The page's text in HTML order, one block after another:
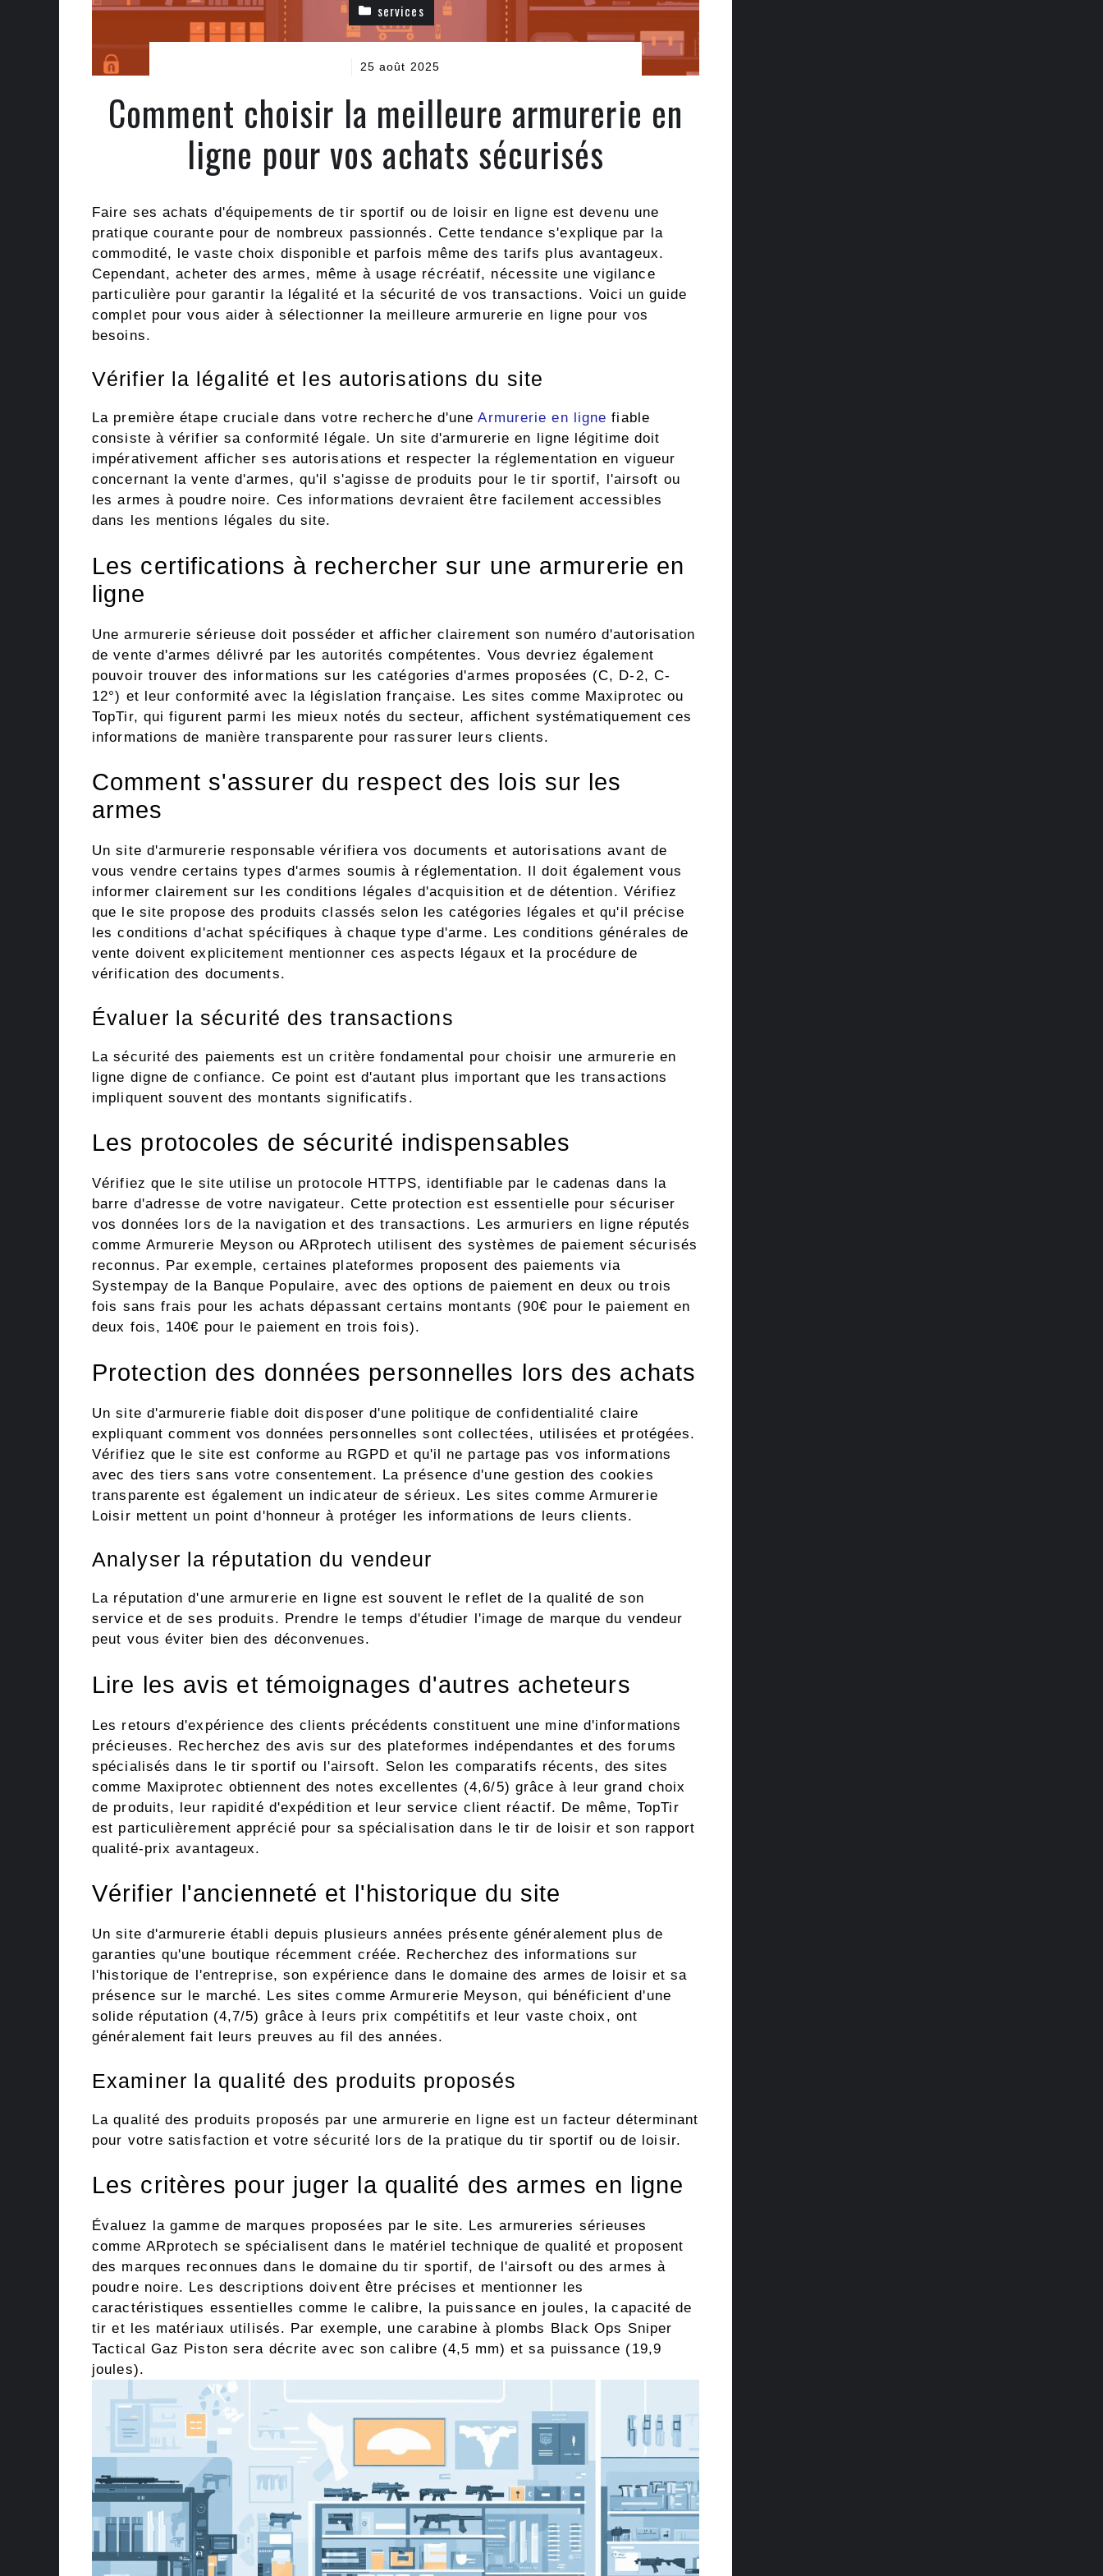
services
25 août 2025
Comment choisir la meilleure armurerie en
ligne pour vos achats sécurisés
Faire ses achats d'équipements de tir sportif ou de loisir en ligne est devenu une
pratique courante pour de nombreux passionnés. Cette tendance s'explique par la
commodité, le vaste choix disponible et parfois même des tarifs plus avantageux.
Cependant, acheter des armes, même à usage récréatif, nécessite une vigilance
particulière pour garantir la légalité et la sécurité de vos transactions. Voici un guide
complet pour vous aider à sélectionner la meilleure armurerie en ligne pour vos
besoins.
Vérifier la légalité et les autorisations du site
La première étape cruciale dans votre recherche d'uneArmurerie en ligne fiable
consiste à vérifier sa conformité légale. Un site d'armurerie en ligne légitime doit
impérativement afficher ses autorisations et respecter la réglementation en vigueur
concernant la vente d'armes, qu'il s'agisse de produits pour le tir sportif, l'airsoft ou
les armes à poudre noire. Ces informations devraient être facilement accessibles
dans les mentions légales du site.
Les certifications à rechercher sur une armurerie en
ligne
Une armurerie sérieuse doit posséder et afficher clairement son numéro d'autorisation
de vente d'armes délivré par les autorités compétentes. Vous devriez également
pouvoir trouver des informations sur les catégories d'armes proposées (C, D-2, C-
12°) et leur conformité avec la législation française. Les sites comme Maxiprotec ou
TopTir, qui figurent parmi les mieux notés du secteur, affichent systématiquement ces
informations de manière transparente pour rassurer leurs clients.
Comment s'assurer du respect des lois sur les
armes
Un site d'armurerie responsable vérifiera vos documents et autorisations avant de
vous vendre certains types d'armes soumis à réglementation. Il doit également vous
informer clairement sur les conditions légales d'acquisition et de détention. Vérifiez
que le site propose des produits classés selon les catégories légales et qu'il précise
les conditions d'achat spécifiques à chaque type d'arme. Les conditions générales de
vente doivent explicitement mentionner ces aspects légaux et la procédure de
vérification des documents.
Évaluer la sécurité des transactions
La sécurité des paiements est un critère fondamental pour choisir une armurerie en
ligne digne de confiance. Ce point est d'autant plus important que les transactions
impliquent souvent des montants significatifs.
Les protocoles de sécurité indispensables
Vérifiez que le site utilise un protocole HTTPS, identifiable par le cadenas dans la
barre d'adresse de votre navigateur. Cette protection est essentielle pour sécuriser
vos données lors de la navigation et des transactions. Les armuriers en ligne réputés
comme Armurerie Meyson ou ARprotech utilisent des systèmes de paiement sécurisés
reconnus. Par exemple, certaines plateformes proposent des paiements via
Systempay de la Banque Populaire, avec des options de paiement en deux ou trois
fois sans frais pour les achats dépassant certains montants (90€ pour le paiement en
deux fois, 140€ pour le paiement en trois fois).
Protection des données personnelles lors des achats
Un site d'armurerie fiable doit disposer d'une politique de confidentialité claire
expliquant comment vos données personnelles sont collectées, utilisées et protégées.
Vérifiez que le site est conforme au RGPD et qu'il ne partage pas vos informations
avec des tiers sans votre consentement. La présence d'une gestion des cookies
transparente est également un indicateur de sérieux. Les sites comme Armurerie
Loisir mettent un point d'honneur à protéger les informations de leurs clients.
Analyser la réputation du vendeur
La réputation d'une armurerie en ligne est souvent le reflet de la qualité de son
service et de ses produits. Prendre le temps d'étudier l'image de marque du vendeur
peut vous éviter bien des déconvenues.
Lire les avis et témoignages d'autres acheteurs
Les retours d'expérience des clients précédents constituent une mine d'informations
précieuses. Recherchez des avis sur des plateformes indépendantes et des forums
spécialisés dans le tir sportif ou l'airsoft. Selon les comparatifs récents, des sites
comme Maxiprotec obtiennent des notes excellentes (4,6/5) grâce à leur grand choix
de produits, leur rapidité d'expédition et leur service client réactif. De même, TopTir
est particulièrement apprécié pour sa spécialisation dans le tir de loisir et son rapport
qualité-prix avantageux.
Vérifier l'ancienneté et l'historique du site
Un site d'armurerie établi depuis plusieurs années présente généralement plus de
garanties qu'une boutique récemment créée. Recherchez des informations sur
l'historique de l'entreprise, son expérience dans le domaine des armes de loisir et sa
présence sur le marché. Les sites comme Armurerie Meyson, qui bénéficient d'une
solide réputation (4,7/5) grâce à leurs prix compétitifs et leur vaste choix, ont
généralement fait leurs preuves au fil des années.
Examiner la qualité des produits proposés
La qualité des produits proposés par une armurerie en ligne est un facteur déterminant
pour votre satisfaction et votre sécurité lors de la pratique du tir sportif ou de loisir.
Les critères pour juger la qualité des armes en ligne
Évaluez la gamme de marques proposées par le site. Les armureries sérieuses
comme ARprotech se spécialisent dans le matériel technique de qualité et proposent
des marques reconnues dans le domaine du tir sportif, de l'airsoft ou des armes à
poudre noire. Les descriptions doivent être précises et mentionner les
caractéristiques essentielles comme le calibre, la puissance en joules, la capacité de
tir et les matériaux utilisés. Par exemple, une carabine à plombs Black Ops Sniper
Tactical Gaz Piston sera décrite avec son calibre (4,5 mm) et sa puissance (19,9
joules).